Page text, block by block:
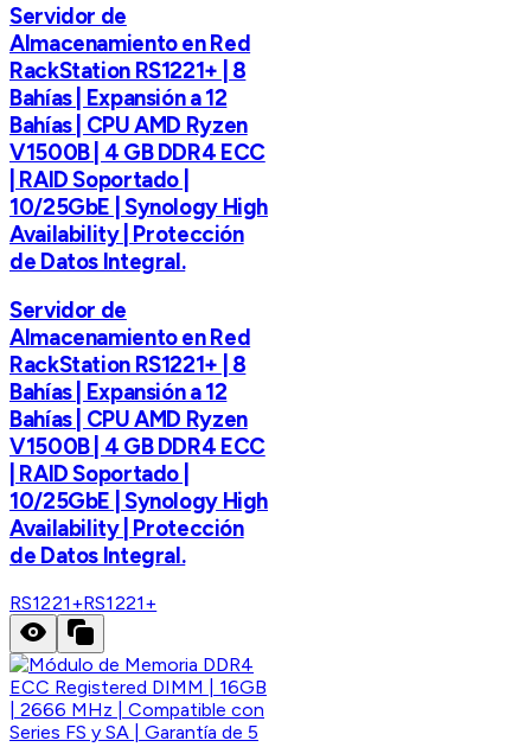
Servidor de
Almacenamiento en Red
RackStation RS1221+ | 8
Bahías | Expansión a 12
Bahías | CPU AMD Ryzen
V1500B | 4 GB DDR4 ECC
| RAID Soportado |
10/25GbE | Synology High
Availability | Protección
de Datos Integral.
Servidor de
Almacenamiento en Red
RackStation RS1221+ | 8
Bahías | Expansión a 12
Bahías | CPU AMD Ryzen
V1500B | 4 GB DDR4 ECC
| RAID Soportado |
10/25GbE | Synology High
Availability | Protección
de Datos Integral.
RS1221+RS1221+